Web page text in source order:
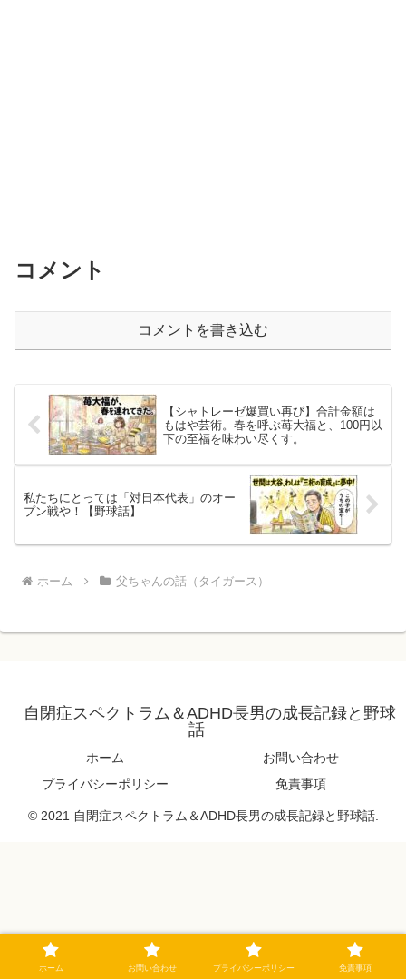
コメント
コメントを書き込む
【シャトレーゼ爆買い再び】合計金額は
もはや芸術。春を呼ぶ苺大福と、100円以
下の至福を味わい尽くす。
私たちにとっては「対日本代表」のオー
プン戦や！【野球話】
ホーム 父ちゃんの話（タイガース）
自閉症スペクトラム＆ADHD長男の成長記録と野球
話
ホーム
お問い合わせ
プライバシーポリシー
免責事項
© 2021 自閉症スペクトラム＆ADHD長男の成長記録と野球話.
ホーム お問い合わせ プライバシーポリシー 免責事項